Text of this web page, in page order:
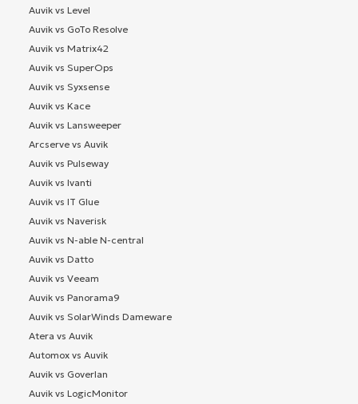
Auvik vs Level
Auvik vs GoTo Resolve
Auvik vs Matrix42
Auvik vs SuperOps
Auvik vs Syxsense
Auvik vs Kace
Auvik vs Lansweeper
Arcserve vs Auvik
Auvik vs Pulseway
Auvik vs Ivanti
Auvik vs IT Glue
Auvik vs Naverisk
Auvik vs N-able N-central
Auvik vs Datto
Auvik vs Veeam
Auvik vs Panorama9
Auvik vs SolarWinds Dameware
Atera vs Auvik
Automox vs Auvik
Auvik vs Goverlan
Auvik vs LogicMonitor